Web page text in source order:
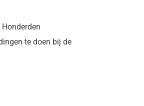
te doen bij de